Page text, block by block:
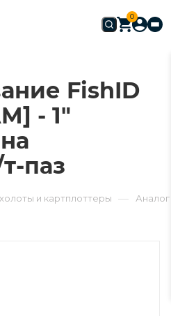
0
FishID
- 1"
паз
и картплоттеры —